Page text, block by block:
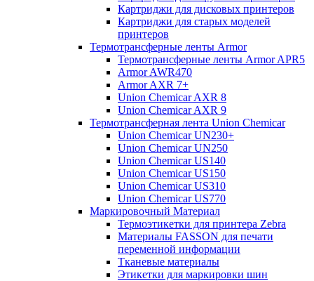
Картриджи для дисковых принтеров
Картриджи для старых моделей
принтеров
Термотрансферные ленты Armor
Термотрансферные ленты Armor APR5
Armor AWR470
Armor AXR 7+
Union Chemicar AXR 8
Union Chemicar AXR 9
Термотрансферная лента Union Chemicar
Union Chemicar UN230+
Union Chemicar UN250
Union Chemicar US140
Union Chemicar US150
Union Chemicar US310
Union Chemicar US770
Маркировочный Материал
Термоэтикетки для принтера Zebra
Материалы FASSON для печати
переменной информации
Тканевые материалы
Этикетки для маркировки шин